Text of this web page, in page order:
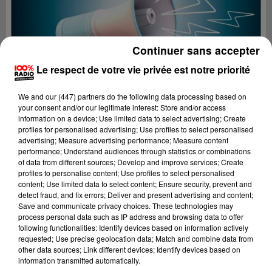
Lecture (2 min 23 sec)
100%
Le respect de votre vie privée est notre priorité
We and our (447) partnersdo the following data processing based on
your consent and/or our legitimate interest: Store and/or access
information on a device; Use limited data to select advertising; Create
profiles for personalised advertising; Use profiles to select personalised
advertising; Measure advertising performance; Measure content
performance; Understand audiences through statistics or combinations
of data from different sources; Develop and improve services; Create
profiles to personalise content; Use profiles to select personalised
content; Use limited data to select content; Ensure security, prevent and
detect fraud, and fix errors; Deliver and present advertising and content;
Save and communicate privacy choices. These technologies may
process personal data such as IP address and browsing data to offer
following functionalities: Identify devices based on information actively
requested; Use precise geolocation data; Match and combine data from
other data sources; Link different devices; Identify devices based on
information transmitted automatically.
Continuer sans accepter